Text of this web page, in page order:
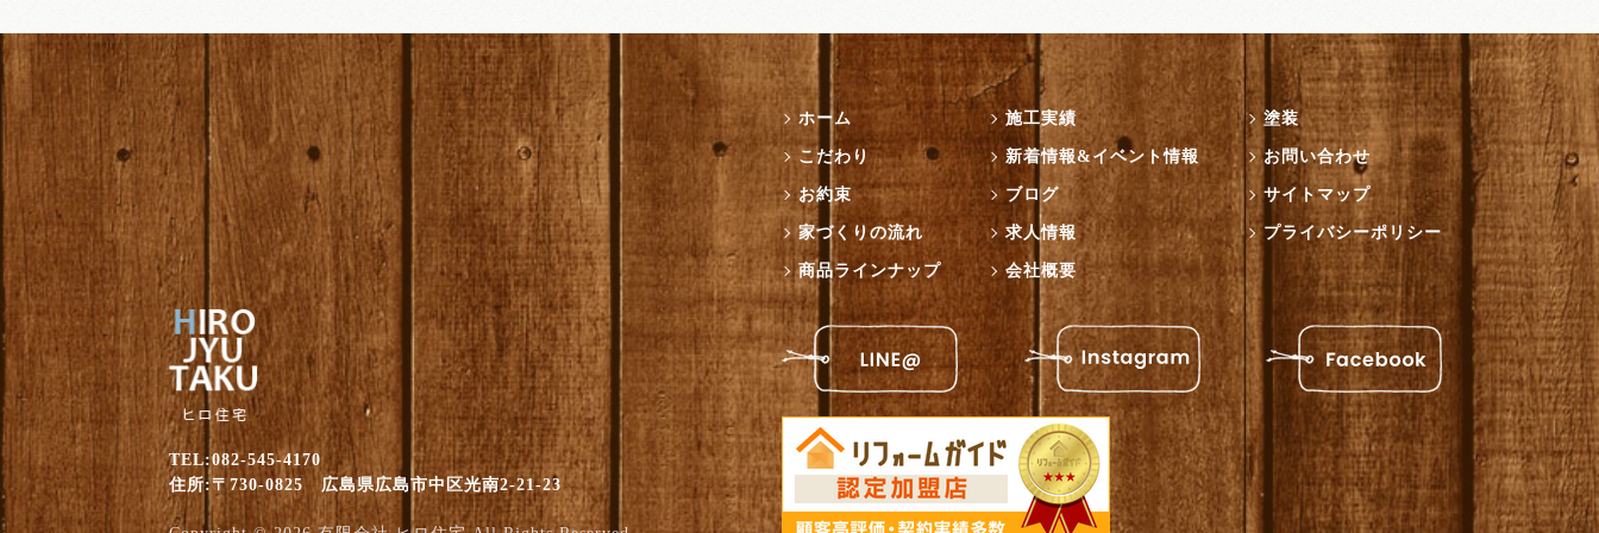
TEL:082-545-4170
住所:〒730-0825 広島県広島市中区光南2-21-23
ホーム
こだわり
お約束
家づくりの流れ
商品ラインナップ
施工実績
新着情報&イベント情報
ブログ
求人情報
会社概要
塗装
お問い合わせ
サイトマップ
プライバシーポリシー